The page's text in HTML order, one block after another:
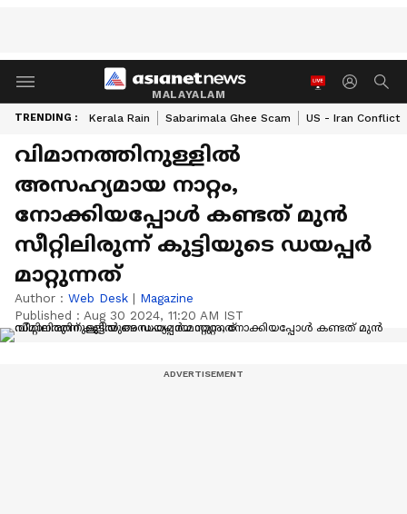
MALAYALAM
TRENDING : Kerala Rain Sabarimala Ghee Scam US - Iran Conflict
വിമാനത്തിനുള്ളിൽ
അസഹ്യമായ നാറ്റം,
നോക്കിയപ്പോൾ കണ്ടത് മുൻ
സീറ്റിലിരുന്ന് കുട്ടിയുടെ ഡയപ്പർ
മാറ്റുന്നത്
Author : Web Desk | Magazine
Published : Aug 30 2024, 11:20 AM IST